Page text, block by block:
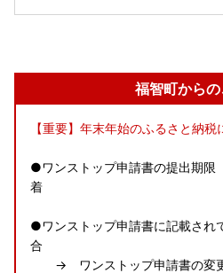
福智町から
【重要】年末年始のふるさと納
●ワンストップ申請書の提出期
着
●ワンストップ申請書に記載され
合
→ ワンストップ申請書の変更